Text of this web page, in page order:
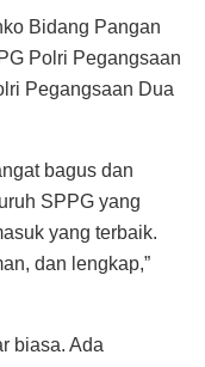
Bidang Pangan
Polri Pegangsaan
Pegangsaan Dua
bagus dan
SPPG yang
yang terbaik.
dan lengkap,”
biasa. Ada